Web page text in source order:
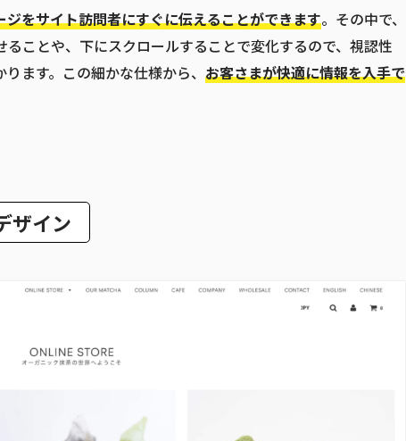
ジをサイト訪問者にすぐに伝えることができます。その中で、
ることや、下にスクロールすることで変化するので、視認性
ます。この細かな仕様から、 お客さまが快適に情報を入手で
ザイン